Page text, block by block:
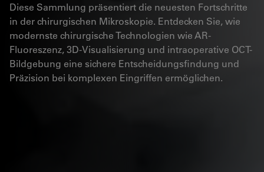
Diese Sammlung präsentiert die neuesten Fortschritte
in der chirurgischen Mikroskopie. Entdecken Sie, wie
modernste chirurgische Technologien wie AR-
Fluoreszenz, 3D-Visualisierung und intraoperative OCT-
Bildgebung eine sichere Entscheidungsfindung und
Präzision bei komplexen Eingriffen ermöglichen.